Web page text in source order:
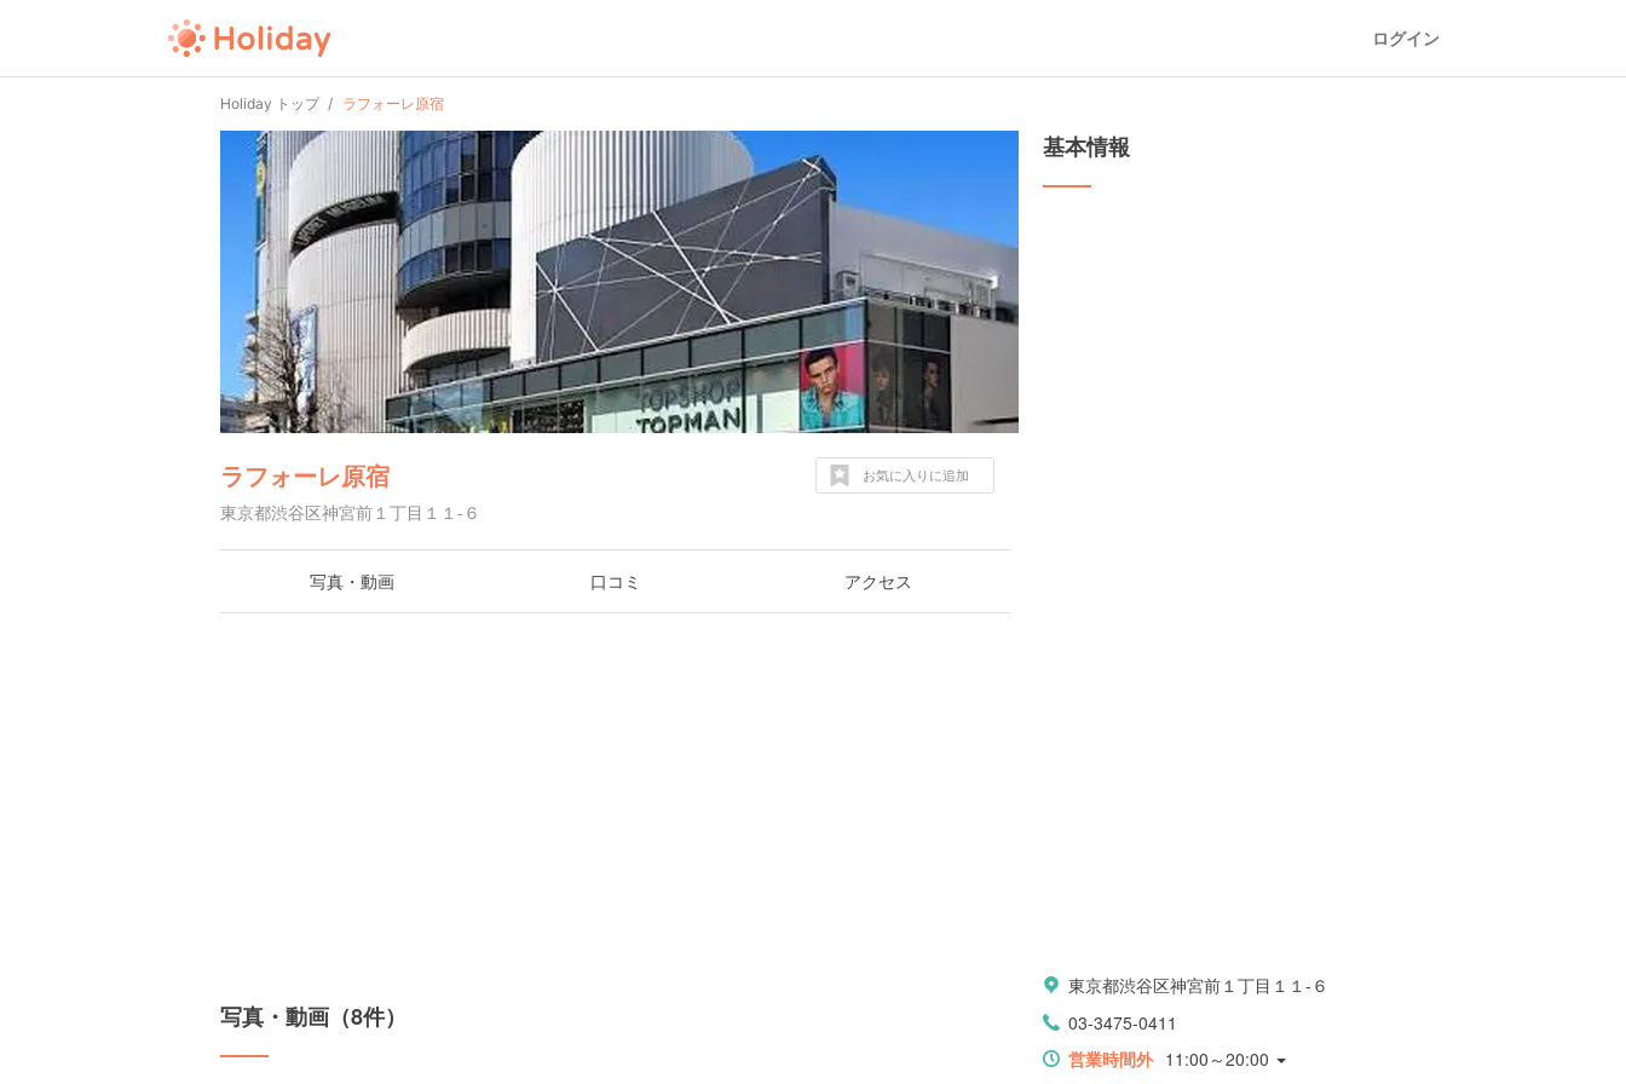
ログイン
Holiday トップ ラフォーレ原宿
ラフォーレ原宿
東京都渋谷区神宮前１丁目１１-６
お気に入りに追加
写真・動画 口コミ アクセス
写真・動画（8件）
基本情報
東京都渋谷区神宮前１丁目１１-６
03-3475-0411
営業時間外 11:00～20:00